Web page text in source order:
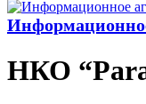
НКО